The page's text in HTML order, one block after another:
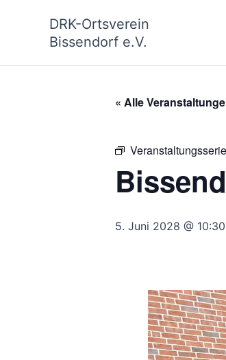
DRK-Ortsverein
Bissendorf e.V.
« Alle
5. Juni 2028 @ 10:30